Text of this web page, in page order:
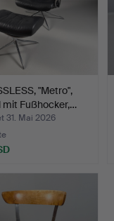
"Metro",
mit Fußhocker,…
31. Mai 2026